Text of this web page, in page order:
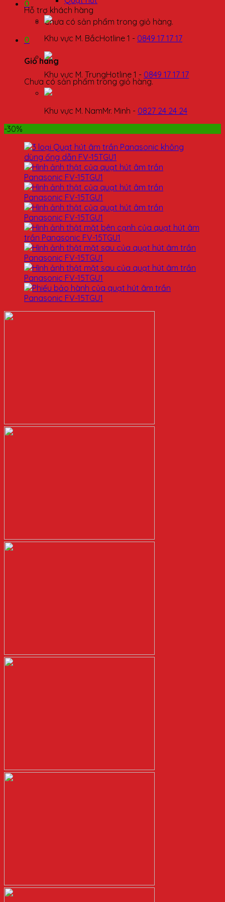
0
Chưa có sản phẩm trong giỏ hàng.
0
Giỏ hàng
Chưa có sản phẩm trong giỏ hàng.
Hỗ trợ khách hàng
Khu vực M. BắcHotline 1 - 0849 17 17 17
Khu vực M. TrungHotline 1 - 0849 17 17 17
Khu vực M. NamMr. Minh - 0827 24 24 24
-30%